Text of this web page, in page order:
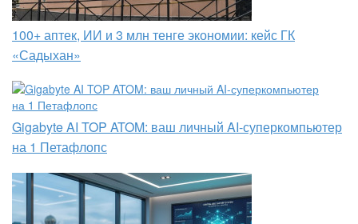
100+ аптек, ИИ и 3 млн тенге экономии: кейс ГК
«Садыхан»
Gigabyte AI TOP ATOM: ваш личный AI-суперкомпьютер
на 1 Петафлопс